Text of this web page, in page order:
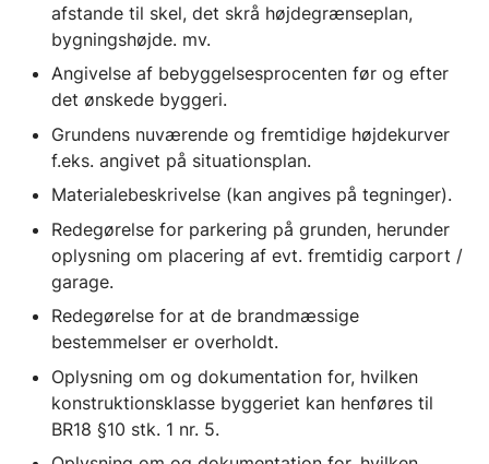
afstande til skel, det skrå højdegrænseplan,
bygningshøjde. mv.
Angivelse af bebyggelsesprocenten før og efter
det ønskede byggeri.
Grundens nuværende og fremtidige højdekurver
f.eks. angivet på situationsplan.
Materialebeskrivelse (kan angives på tegninger).
Redegørelse for parkering på grunden, herunder
oplysning om placering af evt. fremtidig carport /
garage.
Redegørelse for at de brandmæssige
bestemmelser er overholdt.
Oplysning om og dokumentation for, hvilken
konstruktionsklasse byggeriet kan henføres til
BR18 §10 stk. 1 nr. 5.